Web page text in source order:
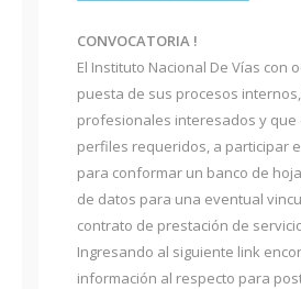
CONVOCATORIA !
El Instituto Nacional De Vías con
puesta de sus procesos
profesionales interesados y que
perfiles requeridos, a participar
para conformar un banco de
de datos para una eventual
contrato de prestación de
Ingresando al siguiente link
información al respecto para